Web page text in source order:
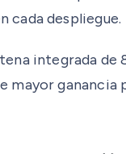
cada despliegue.
integrada
mayor ganancia